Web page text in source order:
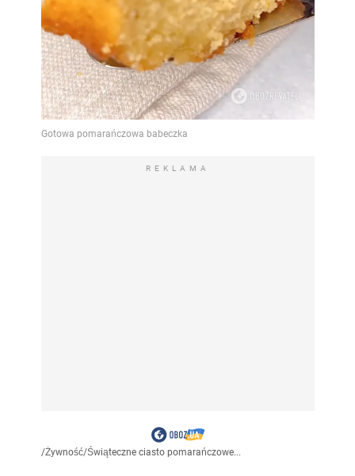
REKLAMA
/Żywność/Świąteczne ciasto pomarańczowe...